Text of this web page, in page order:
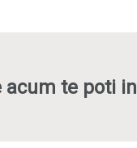
acum te poti